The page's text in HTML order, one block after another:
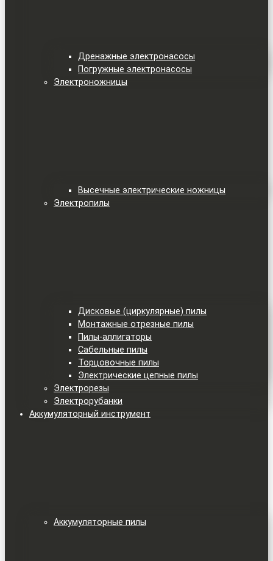
Дренажные электронасосы
Погружные электронасосы
Электроножницы
Высечные электрические ножницы
Электропилы
Дисковые (циркулярные) пилы
Монтажные отрезные пилы
Пилы-аллигаторы
Сабельные пилы
Торцовочные пилы
Электрические цепные пилы
Электрорезы
Электрорубанки
Аккумуляторный инструмент
Аккумуляторные пилы